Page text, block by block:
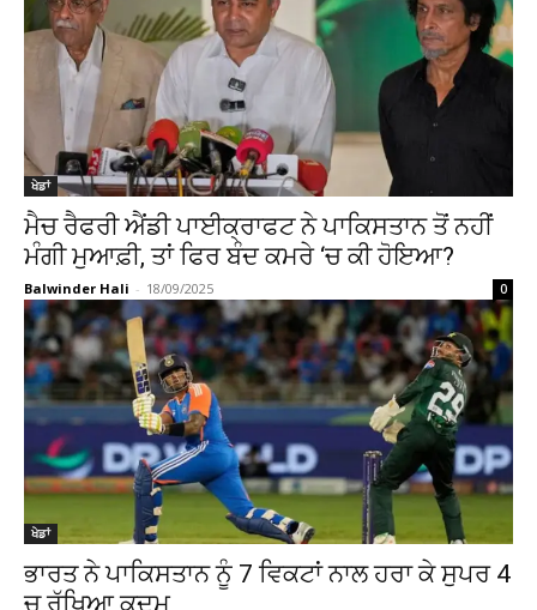
ਖੇਡਾਂ
ਮੈਚ ਰੈਫਰੀ ਐਂਡੀ ਪਾਈਕ੍ਰਾਫਟ ਨੇ ਪਾਕਿਸਤਾਨ ਤੋਂ ਨਹੀਂ
ਮੰਗੀ ਮੁਆਫ਼ੀ, ਤਾਂ ਫਿਰ ਬੰਦ ਕਮਰੇ ‘ਚ ਕੀ ਹੋਇਆ?
Balwinder Hali - 18/09/2025 0
ਖੇਡਾਂ
ਭਾਰਤ ਨੇ ਪਾਕਿਸਤਾਨ ਨੂੰ 7 ਵਿਕਟਾਂ ਨਾਲ ਹਰਾ ਕੇ ਸੁਪਰ 4
ਚ ਰੱਖਿਆ ਕਦਮ